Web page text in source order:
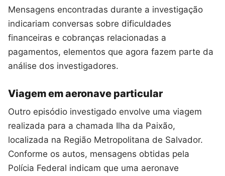
Mensagens encontradas durante a investigação
indicariam conversas sobre dificuldades
financeiras e cobranças relacionadas a
pagamentos, elementos que agora fazem parte da
análise dos investigadores.
Viagem em aeronave particular
Outro episódio investigado envolve uma viagem
realizada para a chamada Ilha da Paixão,
localizada na Região Metropolitana de Salvador.
Conforme os autos, mensagens obtidas pela
Polícia Federal indicam que uma aeronave